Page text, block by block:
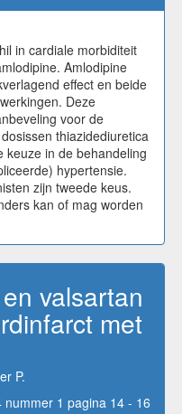
in cardiale morbiditeit
Amlodipine
effect en beide
Deze
voor de
thiazidediuretica
keuze in de behandeling
hypertensie.
zijn tweede keus.
kan of mag worden
valsartan
met
P.
nummer 1 pagina 14 - 16